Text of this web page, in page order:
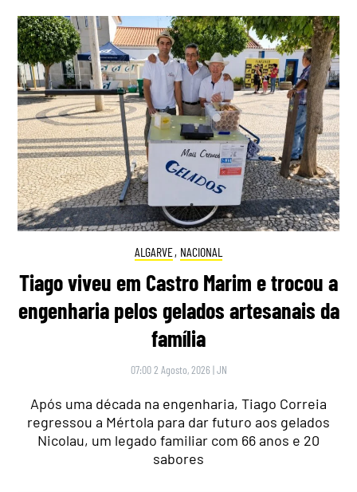
ALGARVE, NACIONAL
Tiago viveu em Castro Marim e trocou a
engenharia pelos gelados artesanais da
família
07:00 2 Agosto, 2026 |JN
Após uma década na engenharia, Tiago Correia
regressou a Mértola para dar futuro aos gelados
Nicolau, um legado familiar com 66 anos e 20
sabores